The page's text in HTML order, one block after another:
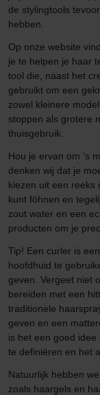
de stylingtools
hebben.
Op onze website
je te helpen je haar
tool die, naast het
gebruikt om een
zowel kleinere
stoppen als grotere
thuisgebruik.
Hou je ervan om 's
denken wij dat je
kiezen uit een reeks
kunt föhnen en
zout water en een
producten om je
Tip! Een curler is
hoofdhuid te
geven. Vergeet niet
bereiden met een
traditionele
geven en een
is het een goed
te definiëren en het
Natuurlijk hebben
zoals haargels en